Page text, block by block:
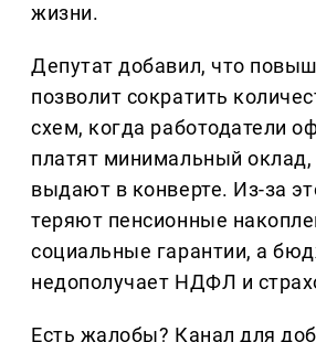
жизни.
Депутат добавил, что
позволит сократить
схем, когда работодатели
платят минимальный оклад,
выдают в конверте. Из-за
теряют пенсионные
социальные гарантии, а
недополучает НДФЛ и
Есть жалобы? Канал для